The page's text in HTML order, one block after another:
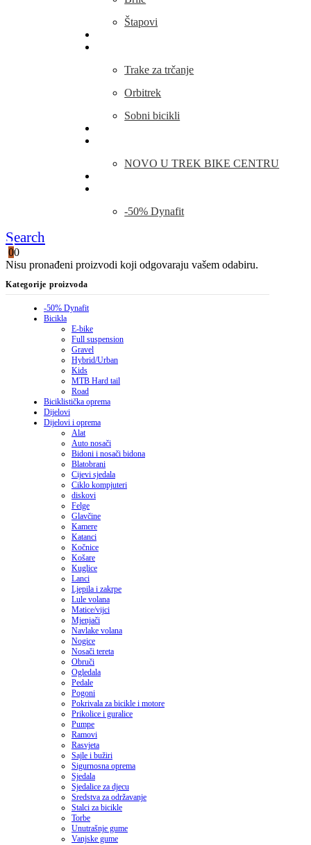
Štapovi
Trake za trčanje
Orbitrek
Sobni bicikli
NOVO U TREK BIKE CENTRU
-50% Dynafit
Search
00
Nisu pronađeni proizvodi koji odgovaraju vašem odabiru.
Kategorije proizvoda
-50% Dynafit
Bicikla
E-bike
Full suspension
Gravel
Hybrid/Urban
Kids
MTB Hard tail
Road
Biciklistička oprema
Dijelovi
Dijelovi i oprema
Alat
Auto nosači
Bidoni i nosači bidona
Blatobrani
Cijevi sjedala
Ciklo kompjuteri
diskovi
Felge
Glavčine
Kamere
Katanci
Kočnice
Košare
Kuglice
Lanci
Ljepila i zakrpe
Lule volana
Matice/vijci
Mjenjači
Navlake volana
Nogice
Nosači tereta
Obruči
Ogledala
Pedale
Pogoni
Pokrivala za bicikle i motore
Prikolice i guralice
Pumpe
Ramovi
Rasvjeta
Sajle i bužiri
Sigurnosna oprema
Sjedala
Sjedalice za djecu
Sredstva za održavanje
Stalci za bicikle
Torbe
Unutrašnje gume
Vanjske gume